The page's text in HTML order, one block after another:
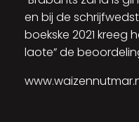
en bij de
boekske 2021 kreeg
laote” de